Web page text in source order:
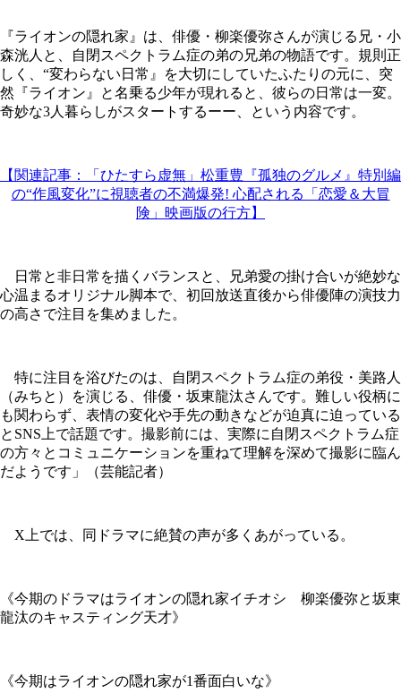
『ライオンの隠れ家』は、俳優・柳楽優弥さんが演じる兄・小
森洸人と、自閉スペクトラム症の弟の兄弟の物語です。規則正
しく、“変わらない日常』を大切にしていたふたりの元に、突
然『ライオン』と名乗る少年が現れると、彼らの日常は一変。
奇妙な3人暮らしがスタートするーー、という内容です。
【関連記事：「ひたすら虚無」松重豊『孤独のグルメ』特別編
の“作風変化”に視聴者の不満爆発! 心配される「恋愛＆大冒
険」映画版の行方】
日常と非日常を描くバランスと、兄弟愛の掛け合いが絶妙な
心温まるオリジナル脚本で、初回放送直後から俳優陣の演技力
の高さで注目を集めました。
特に注目を浴びたのは、自閉スペクトラム症の弟役・美路人
（みちと）を演じる、俳優・坂東龍汰さんです。難しい役柄に
も関わらず、表情の変化や手先の動きなどが迫真に迫っている
とSNS上で話題です。撮影前には、実際に自閉スペクトラム症
の方々とコミュニケーションを重ねて理解を深めて撮影に臨ん
だようです」（芸能記者）
X上では、同ドラマに絶賛の声が多くあがっている。
《今期のドラマはライオンの隠れ家イチオシ 柳楽優弥と坂東
龍汰のキャスティング天才》
《今期はライオンの隠れ家が1番面白いな》